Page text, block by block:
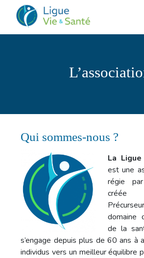
Qui sommes-nous ?
La
est une
régie
domaine
de la
s’engage depuis plus de 60 ans à
individus vers un meilleur équilibre